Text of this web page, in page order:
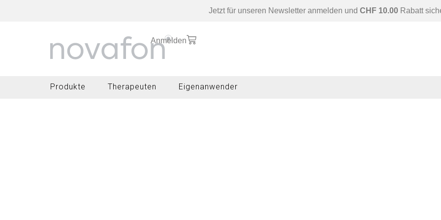
Jetzt für unseren Newsletter anmelden und CHF 10.00 Rabatt
Anmelden
Produkte Therapeuten Eigenanwender